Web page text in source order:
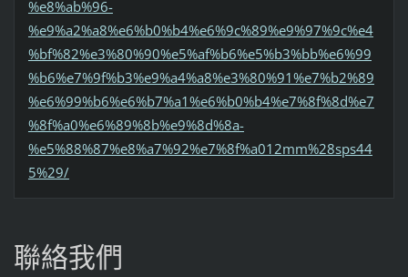
%e8%ab%96-
%e9%a2%a8%e6%b0%b4%e6%9c%89%e9%97%9c%e4
%bf%82%e3%80%90%e5%af%b6%e5%b3%bb%e6%99
%b6%e7%9f%b3%e9%a4%a8%e3%80%91%e7%b2%89
%e6%99%b6%e6%b7%a1%e6%b0%b4%e7%8f%8d%e7
%8f%a0%e6%89%8b%e9%8d%8a-
%e5%88%87%e8%a7%92%e7%8f%a012mm%28sps44
5%29/
聯絡我們